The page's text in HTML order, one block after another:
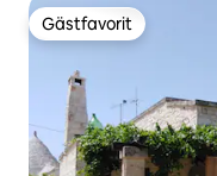
Gästfavorit
Gästfavorit